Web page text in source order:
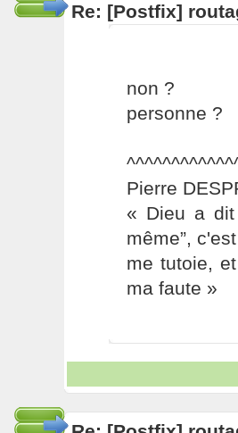
Re: [Postfix]
non ?
personne ?
Pierre
« Dieu a dit
même”,
me tutoie,
ma faute »